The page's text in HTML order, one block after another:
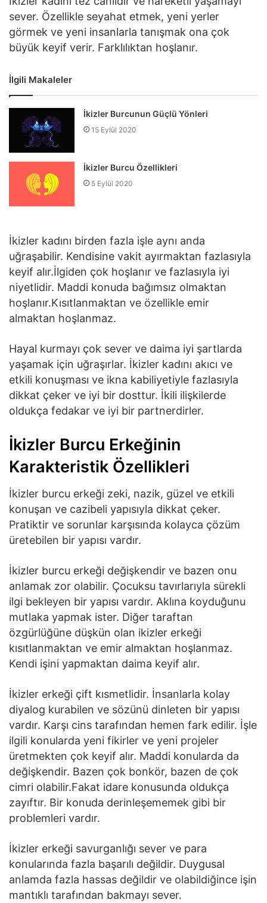
sever. Özellikle seyahat etmek, yeni yerler
görmek ve yeni insanlarla tanışmak ona çok
büyük keyif verir. Farklılıktan hoşlanır.
İlgili Makaleler
İkizler Burcunun Güçlü Yönleri
15 Eylül 2020
İkizler Burcu Özellikleri
5 Eylül 2020
İkizler kadını birden fazla işle aynı anda
uğraşabilir. Kendisine vakit ayırmaktan fazlasıyla
keyif alır.İlgiden çok hoşlanır ve fazlasıyla iyi
niyetlidir. Maddi konuda bağımsız olmaktan
hoşlanır.Kısıtlanmaktan ve özellikle emir
almaktan hoşlanmaz.
Hayal kurmayı çok sever ve daima iyi şartlarda
yaşamak için uğraşırlar. İkizler kadını akıcı ve
etkili konuşması ve ikna kabiliyetiyle fazlasıyla
dikkat çeker ve iyi bir dosttur. İkili ilişkilerde
oldukça fedakar ve iyi bir partnerdirler.
İkizler Burcu Erkeğinin
Karakteristik Özellikleri
İkizler burcu erkeği zeki, nazik, güzel ve etkili
konuşan ve cazibeli yapısıyla dikkat çeker.
Pratiktir ve sorunlar karşısında kolayca çözüm
üretebilen bir yapısı vardır.
İkizler burcu erkeği değişkendir ve bazen onu
anlamak zor olabilir. Çocuksu tavırlarıyla sürekli
ilgi bekleyen bir yapısı vardır. Aklına koyduğunu
mutlaka yapmak ister. Diğer taraftan
özgürlüğüne düşkün olan ikizler erkeği
kısıtlanmaktan ve emir almaktan hoşlanmaz.
Kendi işini yapmaktan daima keyif alır.
İkizler erkeği çift kısmetlidir. İnsanlarla kolay
diyalog kurabilen ve sözünü dinleten bir yapısı
vardır. Karşı cins tarafından hemen fark edilir. İşle
ilgili konularda yeni fikirler ve yeni projeler
üretmekten çok keyif alır. Maddi konularda da
değişkendir. Bazen çok bonkör, bazen de çok
cimri olabilir.Fakat idare konusunda oldukça
zayıftır. Bir konuda derinleşememek gibi bir
problemleri vardır.
İkizler erkeği savurganlığı sever ve para
konularında fazla başarılı değildir. Duygusal
anlamda fazla hassas değildir ve olabildiğince işin
mantıklı tarafından bakmayı sever.